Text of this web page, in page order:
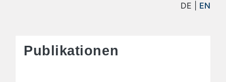
DE | EN
Publikationen